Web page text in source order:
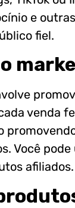
e
fiel.
venda
Você
afiliados.